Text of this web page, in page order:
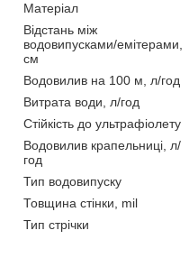
Матеріал
Відстань між
водовипусками/емітерами,
см
Водовилив на 100 м, л/год
Витрата води, л/год
Стійкість до ультрафіолету
Водовилив крапельниці, л/
год
Тип водовипуску
Товщина стінки, mil
Тип стрічки